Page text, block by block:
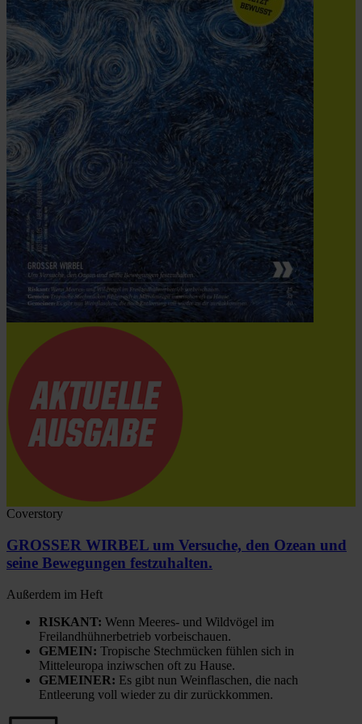
Coverstory
GROSSER WIRBEL um Versuche, den Ozean und
seine Bewegungen festzuhalten.
Außerdem im Heft
RISKANT: Wenn Meeres- und Wildvögel im
Freilandhühnerbetrieb vorbeischauen.
GEMEIN: Tropische Stechmücken fühlen sich in
Mitteleuropa inziwschen oft zu Hause.
GEMEINER: Es gibt nun Weinflaschen, die nach
Entleerung voll wieder zu dir zurückkommen.